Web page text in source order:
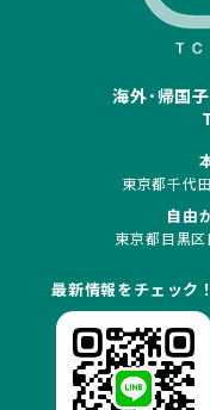
海外･帰国
東京都千代
自由
東京都目黒
最新情報をチェック！